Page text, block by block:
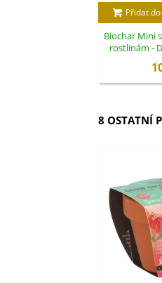
Přidat
Biochar Mini
rostlinám -
8 OSTATNÍ